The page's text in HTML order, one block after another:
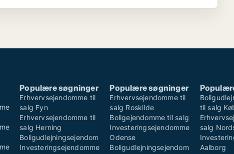
Populære søgninger
Erhvervsejendomme til
salg Fyn
Erhvervsejendomme til
salg Herning
Boligudlejningsejendom
Investeringsejendomme
Populære søgninger
Erhvervsejendomme til
salg Roskilde
Boligejendomme til salg
Investeringsejendomme
Odense
Boligudlejningsejendom
til salg
salg
Aalborg